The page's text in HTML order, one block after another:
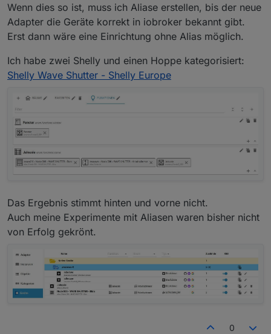
Wenn dies so ist, muss ich Aliase erstellen, bis der neue
Adapter die Geräte korrekt in iobroker bekannt gibt.
Erst dann wäre eine Einrichtung ohne Alias möglich.
Ich habe zwei Shelly und einen Hoppe kategorisiert:
Shelly Wave Shutter - Shelly Europe
Das Ergebnis stimmt hinten und vorne nicht.
Auch meine Experimente mit Aliasen waren bisher nicht
von Erfolg gekrönt.
0